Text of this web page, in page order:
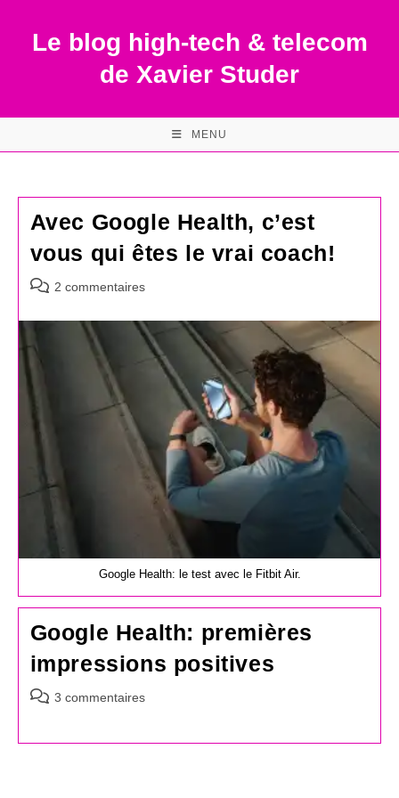
contentLe blog high-tech & telecom
de Xavier Studer
MENU
Avec Google Health, c’est
vous qui êtes le vrai coach!
Commentaires
la
publication :
2 commentaires
Google Health: le test avec le Fitbit Air.
Google Health: premières
impressions positives
Commentaires
3 commentaires